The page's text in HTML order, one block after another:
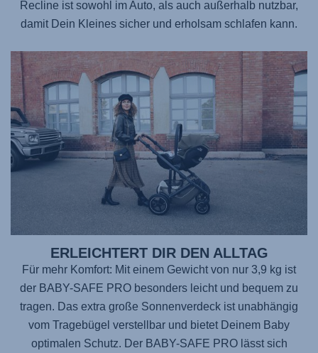
Recline ist sowohl im Auto, als auch außerhalb nutzbar,
damit Dein Kleines sicher und erholsam schlafen kann.
ERLEICHTERT DIR DEN ALLTAG
Für mehr Komfort: Mit einem Gewicht von nur 3,9 kg ist
der BABY-SAFE PRO besonders leicht und bequem zu
tragen. Das extra große Sonnenverdeck ist unabhängig
vom Tragebügel verstellbar und bietet Deinem Baby
optimalen Schutz. Der BABY-SAFE PROlässt sich